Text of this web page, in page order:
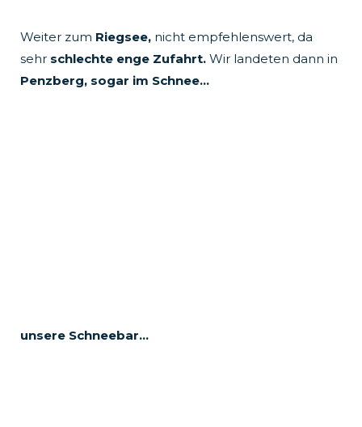
Weiter zum Riegsee, nicht empfehlenswert, da
sehr schlechte enge Zufahrt. Wir landeten dann in
Penzberg, sogar im Schnee…
unsere Schneebar…